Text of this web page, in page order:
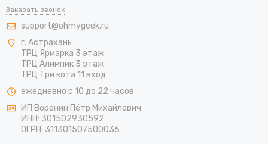
Заказать звонок
support@ohmygeek.ru
г. Астрахань
ТРЦ Ярмарка 3 этаж
ТРЦ Алимпик 3 этаж
ТРЦ Три кота 11 вход
ежедневно с 10 до 22 часов
ИП Воронин Пётр Михайлович
ИНН: 301502930592
ОГРН: 311301507500036